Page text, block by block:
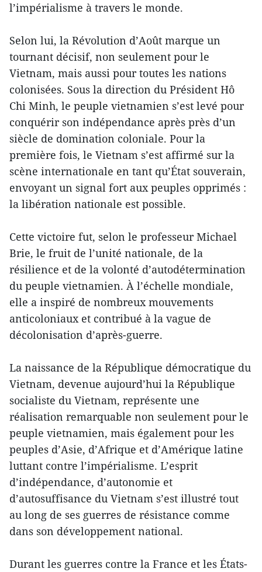
l’impérialisme à travers le monde.
Selon lui, la Révolution d’Août marque un
tournant décisif, non seulement pour le
Vietnam, mais aussi pour toutes les nations
colonisées. Sous la direction du Président Hô
Chi Minh, le peuple vietnamien s’est levé pour
conquérir son indépendance après près d’un
siècle de domination coloniale. Pour la
première fois, le Vietnam s’est affirmé sur la
scène internationale en tant qu’État souverain,
envoyant un signal fort aux peuples opprimés :
la libération nationale est possible.
Cette victoire fut, selon le professeur Michael
Brie, le fruit de l’unité nationale, de la
résilience et de la volonté d’autodétermination
du peuple vietnamien. À l’échelle mondiale,
elle a inspiré de nombreux mouvements
anticoloniaux et contribué à la vague de
décolonisation d’après-guerre.
La naissance de la République démocratique du
Vietnam, devenue aujourd’hui la République
socialiste du Vietnam, représente une
réalisation remarquable non seulement pour le
peuple vietnamien, mais également pour les
peuples d’Asie, d’Afrique et d’Amérique latine
luttant contre l’impérialisme. L’esprit
d’indépendance, d’autonomie et
d’autosuffisance du Vietnam s’est illustré tout
au long de ses guerres de résistance comme
dans son développement national.
Durant les guerres contre la France et les États-